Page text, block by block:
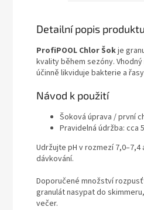
Detailní popis produktu
ProfiPOOL Chlor Šokje
kvality během sezóny.
účinně likviduje bakterie a
Návod k použití
Šoková úprava / první
Pravidelná údržba: cca
Udržujte pH v rozmezí
dávkování.
Doporučené množství
granulát nasypat do
večer.